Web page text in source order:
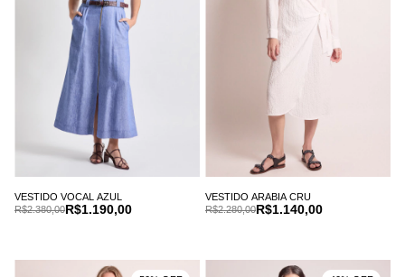
VESTIDO VOCAL AZUL
R$1.190,00
R$2.380,00
VESTIDO ARABIA CRU
R$1.140,00
R$2.280,00